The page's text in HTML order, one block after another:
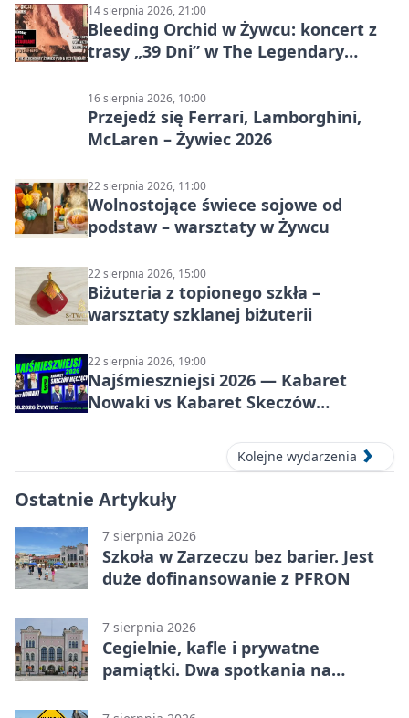
14 sierpnia 2026, 21:00
Bleeding Orchid w Żywcu: koncert z
trasy „39 Dni” w The Legendary
16 sierpnia 2026, 10:00
Przejedź się Ferrari, Lamborghini,
McLaren – Żywiec 2026
22 sierpnia 2026, 11:00
Wolnostojące świece sojowe od
podstaw – warsztaty w Żywcu
22 sierpnia 2026, 15:00
Biżuteria z topionego szkła –
warsztaty szklanej biżuterii
22 sierpnia 2026, 19:00
Najśmieszniejsi 2026 — Kabaret
Nowaki vs Kabaret Skeczów
Kolejne wydarzenia
Ostatnie Artykuły
7 sierpnia 2026
Szkoła w Zarzeczu bez barier. Jest
duże dofinansowanie z PFRON
7 sierpnia 2026
Cegielnie, kafle i prywatne
pamiątki. Dwa spotkania na